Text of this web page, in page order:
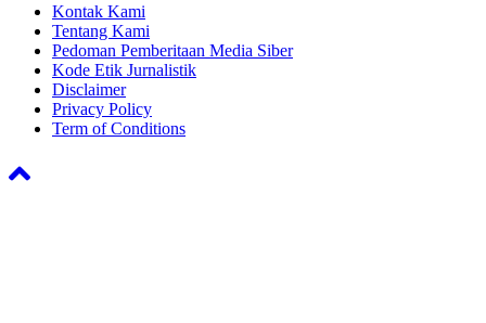
Kontak Kami
Tentang Kami
Pedoman Pemberitaan Media Siber
Kode Etik Jurnalistik
Disclaimer
Privacy Policy
Term of Conditions